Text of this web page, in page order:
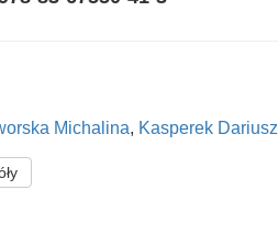
Michalina, Kasperek Dariusz